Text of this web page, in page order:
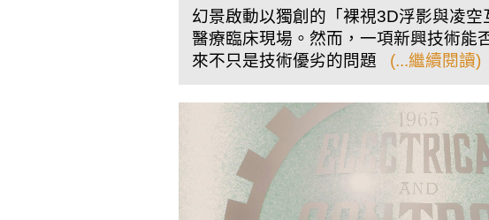
幻景啟動以獨創的「裸視3D浮影與凌
醫療臨床現場。然而，一項新興技術能
來不只是技術優劣的問題 (...繼續閱讀)